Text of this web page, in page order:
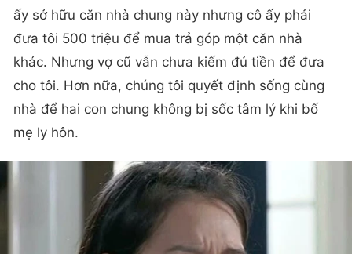
ấy sở hữu căn nhà chung này nhưng cô ấy phải
đưa tôi 500 triệu để mua trả góp một căn nhà
khác. Nhưng vợ cũ vẫn chưa kiếm đủ tiền để đưa
cho tôi. Hơn nữa, chúng tôi quyết định sống cùng
nhà để hai con chung không bị sốc tâm lý khi bố
mẹ ly hôn.